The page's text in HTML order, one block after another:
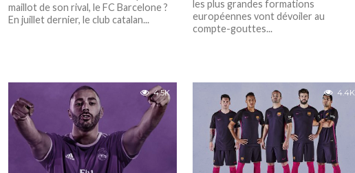
maillot de son rival, le FC Barcelone ?
En juillet dernier, le club catalan...
les plus grandes formations
européennes vont dévoiler au
compte-gouttes...
4.5K 4.4K